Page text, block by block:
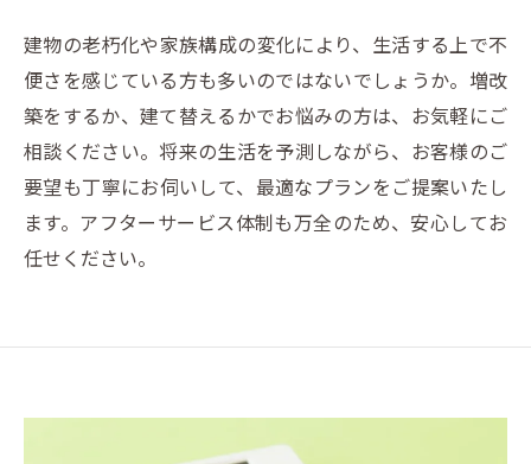
建物の老朽化や家族構成の変化により、生活する上で不
便さを感じている方も多いのではないでしょうか。増改
築をするか、建て替えるかでお悩みの方は、お気軽にご
相談ください。将来の生活を予測しながら、お客様のご
要望も丁寧にお伺いして、最適なプランをご提案いたし
ます。アフターサービス体制も万全のため、安心してお
任せください。